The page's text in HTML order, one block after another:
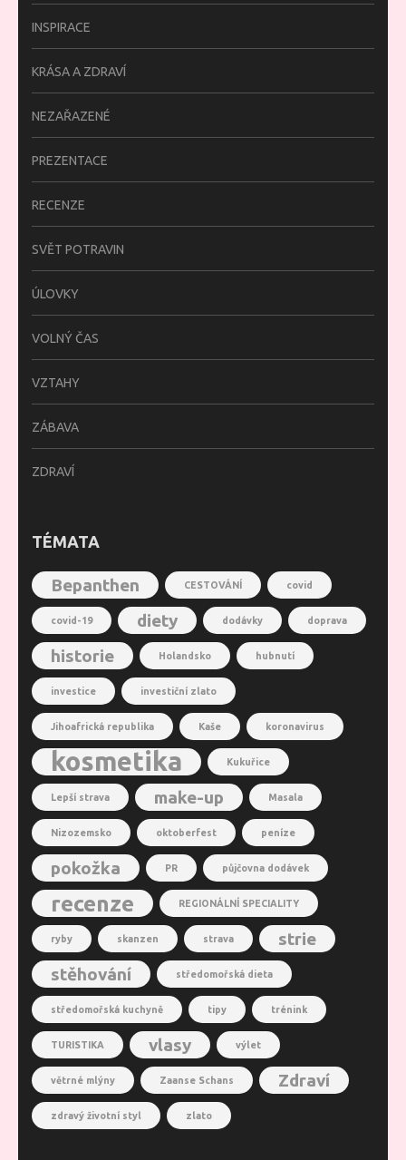
INSPIRACE
KRÁSA A ZDRAVÍ
NEZAŘAZENÉ
PREZENTACE
RECENZE
SVĚT POTRAVIN
ÚLOVKY
VOLNÝ ČAS
VZTAHY
ZÁBAVA
ZDRAVÍ
TÉMATA
Bepanthen CESTOVÁNÍ covid
covid-19 diety dodávky doprava
historie Holandsko hubnutí
investice investiční zlato
Jihoafrická republika Kaše koronavirus
kosmetika Kukuřice
Lepší strava make-up Masala
Nizozemsko oktoberfest peníze
pokožka PR půjčovna dodávek
recenze REGIONÁLNÍ SPECIALITY
ryby skanzen strava
strie
stěhování
středomořská dieta
středomořská kuchyně tipy trénink
TURISTIKA vlasy výlet
větrné mlýny Zaanse Schans Zdraví
zdravý životní styl zlato